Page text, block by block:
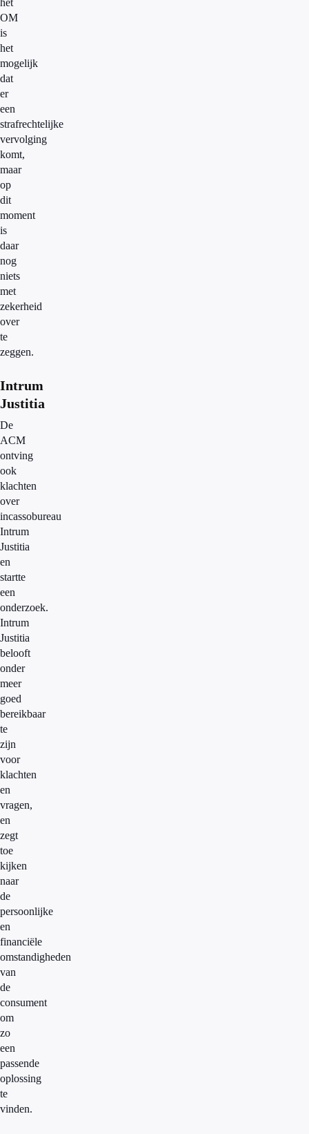
het
OM
is
het
mogelijk
dat
er
een
strafrechtelijke
vervolging
komt,
maar
op
dit
moment
is
daar
nog
niets
met
zekerheid
over
te
zeggen.
Intrum
Justitia
De
ACM
ontving
ook
klachten
over
incassobureau
Intrum
Justitia
en
startte
een
onderzoek.
Intrum
Justitia
belooft
onder
meer
goed
bereikbaar
te
zijn
voor
klachten
en
vragen,
en
zegt
toe
kijken
naar
de
persoonlijke
en
financiële
omstandigheden
van
de
consument
om
zo
een
passende
oplossing
te
vinden.